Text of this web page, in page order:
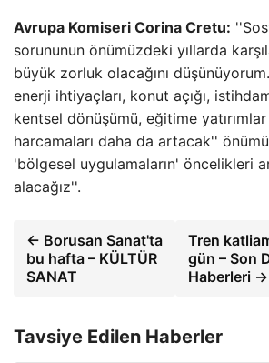
Avrupa Komiseri Corina Cretu:
sorununun önümüzdeki yıllarda
büyük zorluk olacağını
enerji ihtiyaçları, konut açığı,
kentsel dönüşümü, eğitime
harcamaları daha da artacak''
'bölgesel uygulamaların' öncelikleri
alacağız''.
← Borusan Sanat'ta
bu hafta – KÜLTÜR
SANAT
Tren
gün – Son
Haberleri →
Tavsiye Edilen Haberler